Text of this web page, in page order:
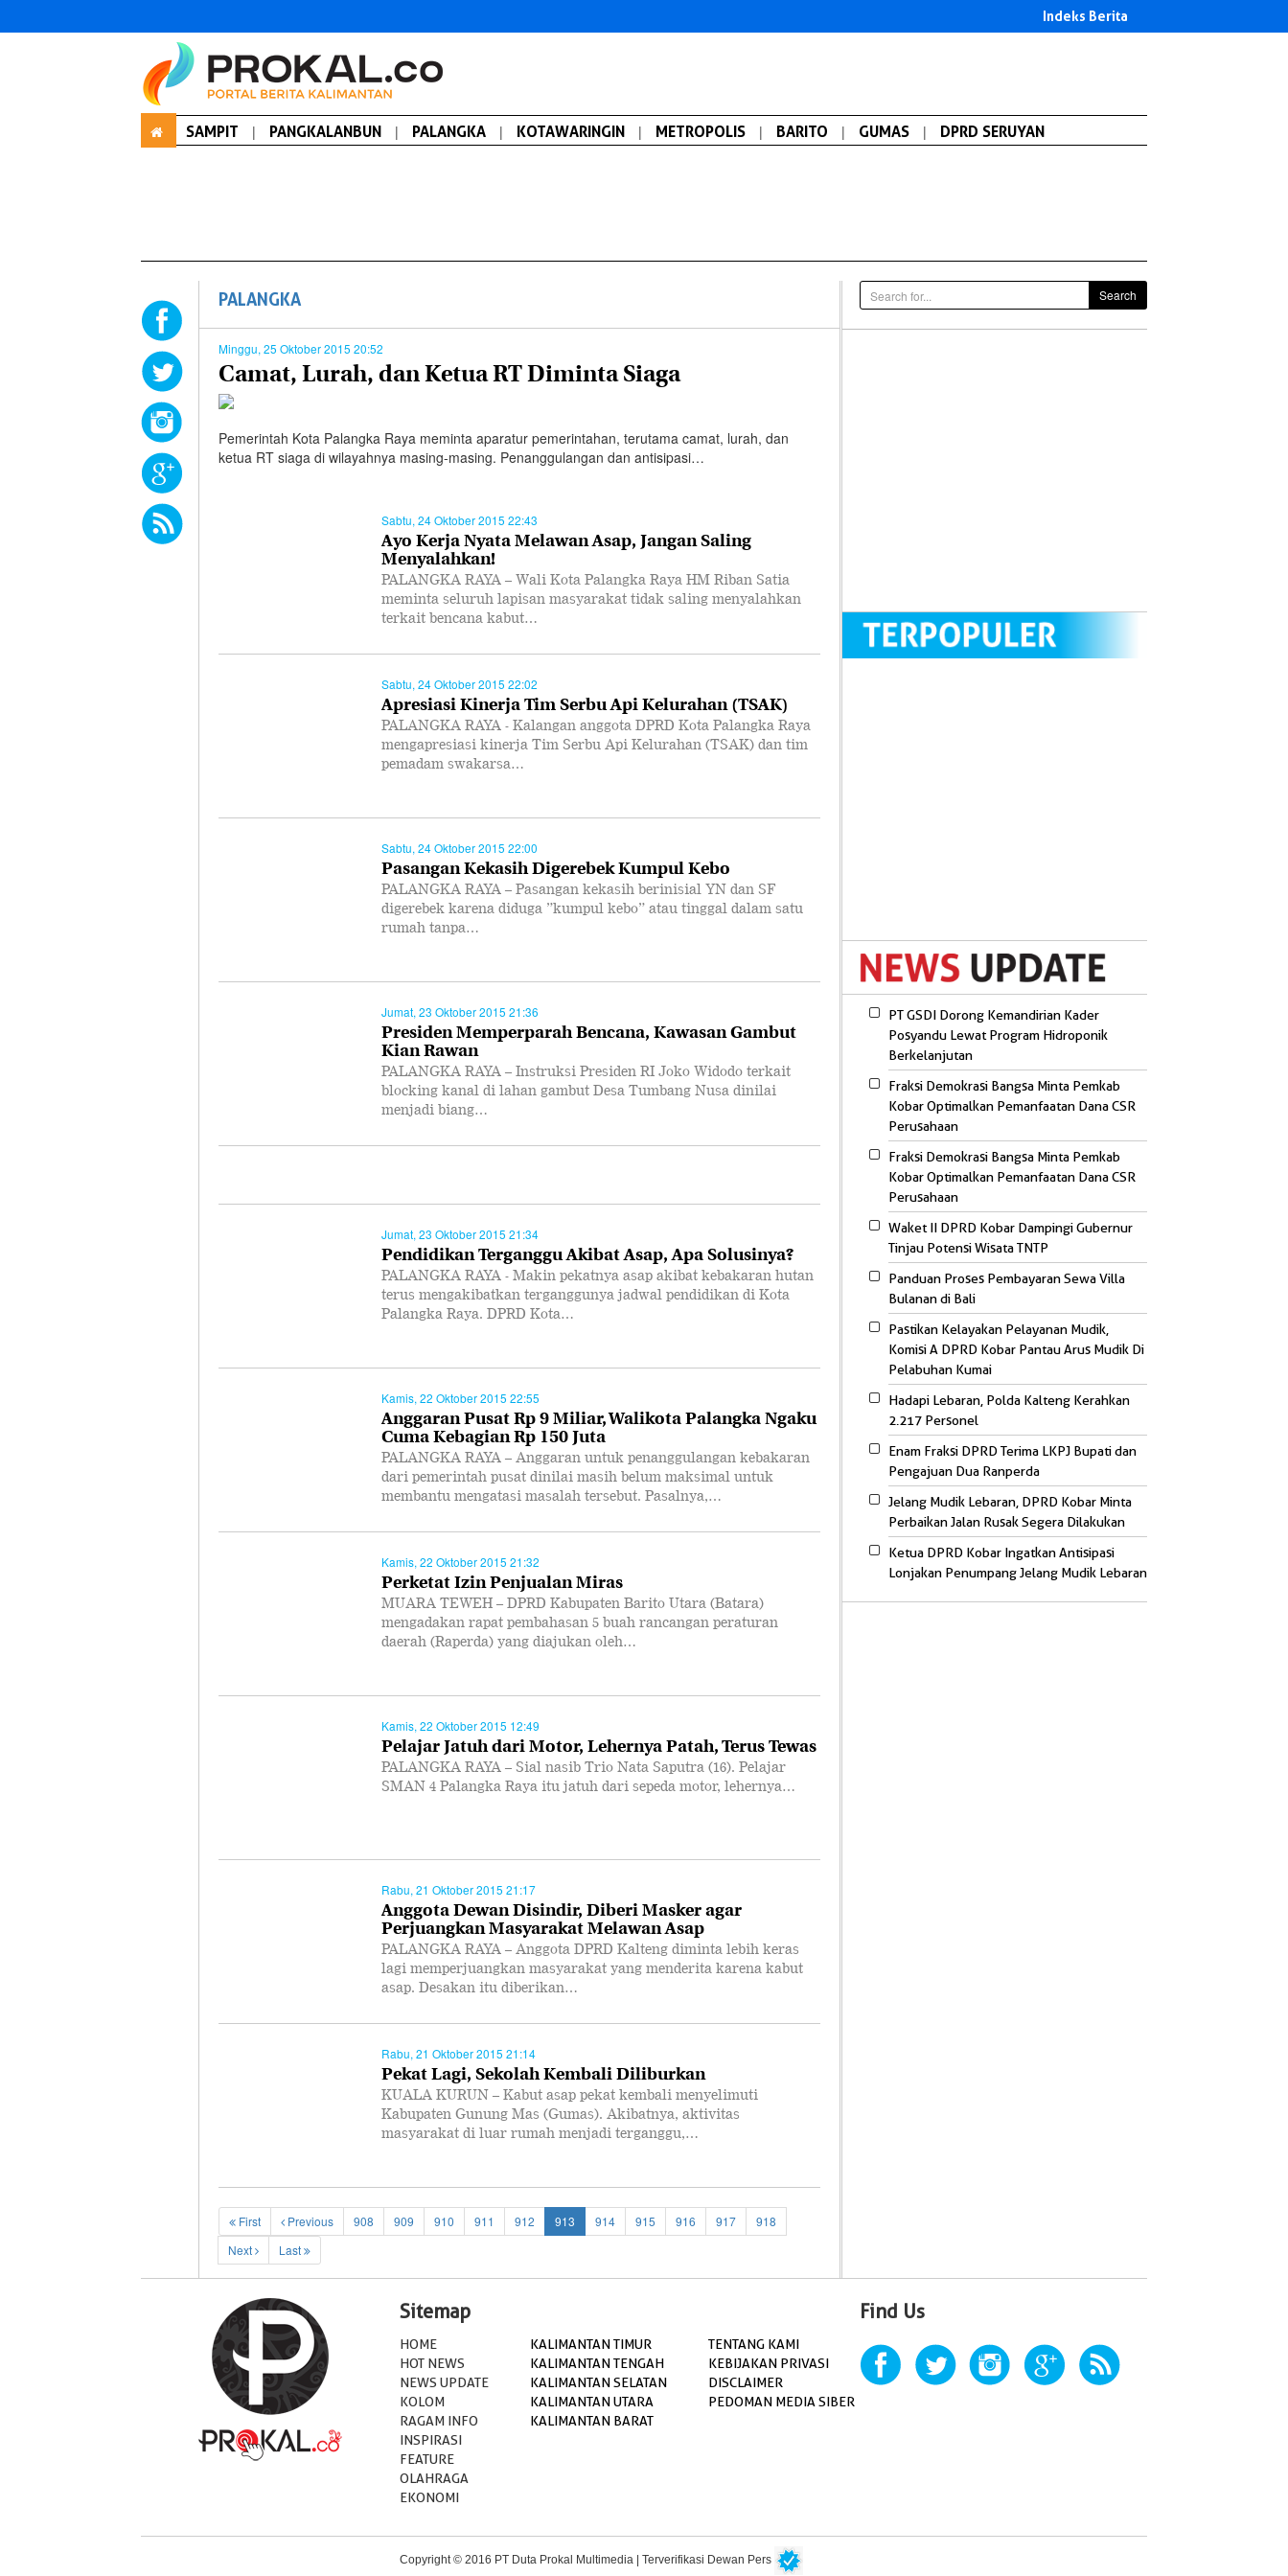
Indeks Berita
SAMPIT | PANGKALANBUN | PALANGKA | KOTAWARINGIN | METROPOLIS | BARITO | GUMAS | DPRD SERUYAN
PALANGKA
Minggu, 25 Oktober 2015 20:52
Camat, Lurah, dan Ketua RT Diminta Siaga
Pemerintah Kota Palangka Raya meminta aparatur pemerintahan, terutama camat, lurah, dan
ketua RT siaga di wilayahnya masing-masing. Penanggulangan dan antisipasi…
Sabtu, 24 Oktober 2015 22:43
Ayo Kerja Nyata Melawan Asap, Jangan Saling
Menyalahkan!
PALANGKA RAYA – Wali Kota Palangka Raya HM Riban Satia
meminta seluruh lapisan masyarakat tidak saling menyalahkan
terkait bencana kabut…
Sabtu, 24 Oktober 2015 22:02
Apresiasi Kinerja Tim Serbu Api Kelurahan (TSAK)
PALANGKA RAYA - Kalangan anggota DPRD Kota Palangka Raya
mengapresiasi kinerja Tim Serbu Api Kelurahan (TSAK) dan tim
pemadam swakarsa…
Sabtu, 24 Oktober 2015 22:00
Pasangan Kekasih Digerebek Kumpul Kebo
PALANGKA RAYA – Pasangan kekasih berinisial YN dan SF
digerebek karena diduga ”kumpul kebo” atau tinggal dalam satu
rumah tanpa…
Jumat, 23 Oktober 2015 21:36
Presiden Memperparah Bencana, Kawasan Gambut
Kian Rawan
PALANGKA RAYA – Instruksi Presiden RI Joko Widodo terkait
blocking kanal di lahan gambut Desa Tumbang Nusa dinilai
menjadi biang…
Jumat, 23 Oktober 2015 21:34
Pendidikan Terganggu Akibat Asap, Apa Solusinya?
PALANGKA RAYA - Makin pekatnya asap akibat kebakaran hutan
terus mengakibatkan terganggunya jadwal pendidikan di Kota
Palangka Raya. DPRD Kota…
Kamis, 22 Oktober 2015 22:55
Anggaran Pusat Rp 9 Miliar, Walikota Palangka Ngaku
Cuma Kebagian Rp 150 Juta
PALANGKA RAYA – Anggaran untuk penanggulangan kebakaran
dari pemerintah pusat dinilai masih belum maksimal untuk
membantu mengatasi masalah tersebut. Pasalnya,…
Kamis, 22 Oktober 2015 21:32
Perketat Izin Penjualan Miras
MUARA TEWEH – DPRD Kabupaten Barito Utara (Batara)
mengadakan rapat pembahasan 5 buah rancangan peraturan
daerah (Raperda) yang diajukan oleh…
Kamis, 22 Oktober 2015 12:49
Pelajar Jatuh dari Motor, Lehernya Patah, Terus Tewas
PALANGKA RAYA – Sial nasib Trio Nata Saputra (16). Pelajar
SMAN 4 Palangka Raya itu jatuh dari sepeda motor, lehernya…
Rabu, 21 Oktober 2015 21:17
Anggota Dewan Disindir, Diberi Masker agar
Perjuangkan Masyarakat Melawan Asap
PALANGKA RAYA – Anggota DPRD Kalteng diminta lebih keras
lagi memperjuangkan masyarakat yang menderita karena kabut
asap. Desakan itu diberikan…
Rabu, 21 Oktober 2015 21:14
Pekat Lagi, Sekolah Kembali Diliburkan
KUALA KURUN – Kabut asap pekat kembali menyelimuti
Kabupaten Gunung Mas (Gumas). Akibatnya, aktivitas
masyarakat di luar rumah menjadi terganggu,…
First Previous 908 909 910 911 912 913 914 915 916 917
918
Next
Last
Search
PT GSDI Dorong Kemandirian Kader
Posyandu Lewat Program Hidroponik
Berkelanjutan
Fraksi Demokrasi Bangsa Minta Pemkab
Kobar Optimalkan Pemanfaatan Dana CSR
Perusahaan
Fraksi Demokrasi Bangsa Minta Pemkab
Kobar Optimalkan Pemanfaatan Dana CSR
Perusahaan
Waket II DPRD Kobar Dampingi Gubernur
Tinjau Potensi Wisata TNTP
Panduan Proses Pembayaran Sewa Villa
Bulanan di Bali
Pastikan Kelayakan Pelayanan Mudik,
Komisi A DPRD Kobar Pantau Arus Mudik Di
Pelabuhan Kumai
Hadapi Lebaran, Polda Kalteng Kerahkan
2.217 Personel
Enam Fraksi DPRD Terima LKPJ Bupati dan
Pengajuan Dua Ranperda
Jelang Mudik Lebaran, DPRD Kobar Minta
Perbaikan Jalan Rusak Segera Dilakukan
Ketua DPRD Kobar Ingatkan Antisipasi
Lonjakan Penumpang Jelang Mudik Lebaran
Sitemap
HOME
HOT NEWS
NEWS UPDATE
KOLOM
RAGAM INFO
INSPIRASI
FEATURE
OLAHRAGA
EKONOMI
KALIMANTAN TIMUR
KALIMANTAN TENGAH
KALIMANTAN SELATAN
KALIMANTAN UTARA
KALIMANTAN BARAT
TENTANG KAMI
KEBIJAKAN PRIVASI
DISCLAIMER
PEDOMAN MEDIA SIBER
Find Us
Copyright © 2016 PT Duta Prokal Multimedia | Terverifikasi Dewan Pers